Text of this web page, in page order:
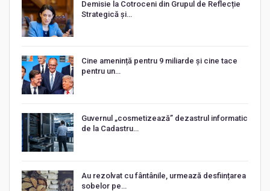
Demisie la Cotroceni din Grupul de Reflecție
Strategică și…
Cine amenință pentru 9 miliarde și cine tace
pentru un…
Guvernul „cosmetizează” dezastrul informatic
de la Cadastru…
Au rezolvat cu fântânile, urmează desființarea
sobelor pe…